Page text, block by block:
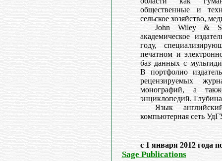
общественные и
сельское хозяйство,
John Wiley &
академическое
году,
печатном и
баз данных с
В портфолио
рецензируемых
монографий, а
энциклопедий.
Язык
компьютерная сеть
с 1 января 2012 года
Sage Publications